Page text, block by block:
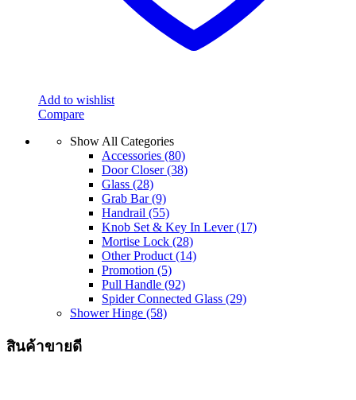
Add to wishlist
Compare
Show All Categories
Accessories (80)
Door Closer(38)
Glass (28)
Grab Bar(9)
Handrail (55)
Knob Set & Key In Lever(17)
Mortise Lock (28)
Other Product (14)
Promotion (5)
Pull Handle (92)
Spider Connected Glass (29)
Shower Hinge (58)
สินค้าขายดี